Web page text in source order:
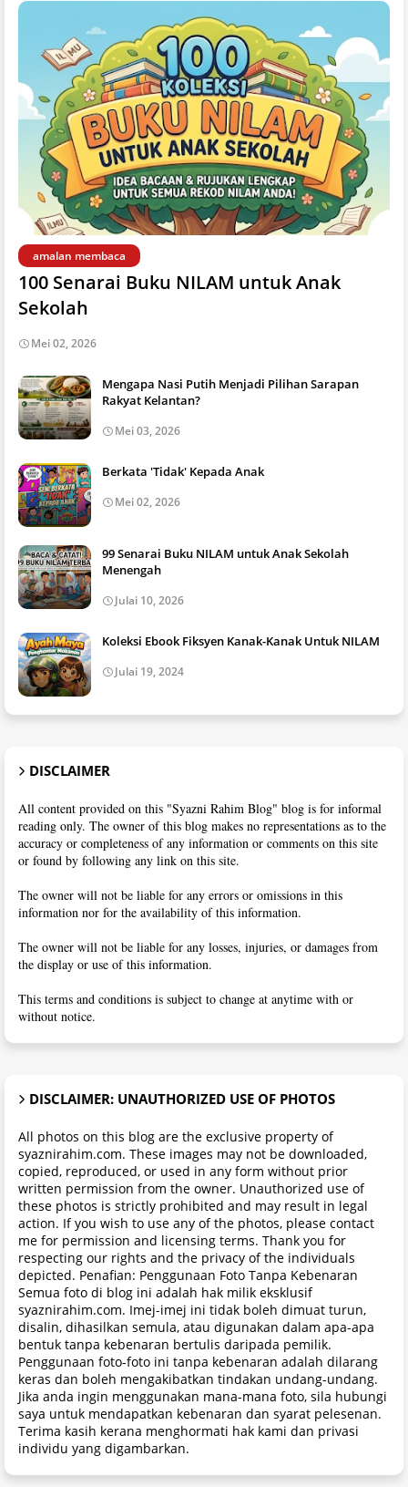
amalan membaca
100 Senarai Buku NILAM untuk Anak
Sekolah
Mei 02, 2026
Mengapa Nasi Putih Menjadi Pilihan Sarapan
Rakyat Kelantan?
Mei 03, 2026
Berkata 'Tidak' Kepada Anak
Mei 02, 2026
99 Senarai Buku NILAM untuk Anak Sekolah
Menengah
Julai 10, 2026
Koleksi Ebook Fiksyen Kanak-Kanak Untuk NILAM
Julai 19, 2024
DISCLAIMER
All content provided on this "Syazni Rahim Blog" blog is for informal
reading only. The owner of this blog makes no representations as to the
accuracy or completeness of any information or comments on this site
or found by following any link on this site.
The owner will not be liable for any errors or omissions in this
information nor for the availability of this information.
The owner will not be liable for any losses, injuries, or damages from
the display or use of this information.
This terms and conditions is subject to change at anytime with or
without notice.
DISCLAIMER: UNAUTHORIZED USE OF PHOTOS
All photos on this blog are the exclusive property of
syaznirahim.com. These images may not be downloaded,
copied, reproduced, or used in any form without prior
written permission from the owner. Unauthorized use of
these photos is strictly prohibited and may result in legal
action. If you wish to use any of the photos, please contact
me for permission and licensing terms. Thank you for
respecting our rights and the privacy of the individuals
depicted. Penafian: Penggunaan Foto Tanpa Kebenaran
Semua foto di blog ini adalah hak milik eksklusif
syaznirahim.com. Imej-imej ini tidak boleh dimuat turun,
disalin, dihasilkan semula, atau digunakan dalam apa-apa
bentuk tanpa kebenaran bertulis daripada pemilik.
Penggunaan foto-foto ini tanpa kebenaran adalah dilarang
keras dan boleh mengakibatkan tindakan undang-undang.
Jika anda ingin menggunakan mana-mana foto, sila hubungi
saya untuk mendapatkan kebenaran dan syarat pelesenan.
Terima kasih kerana menghormati hak kami dan privasi
individu yang digambarkan.